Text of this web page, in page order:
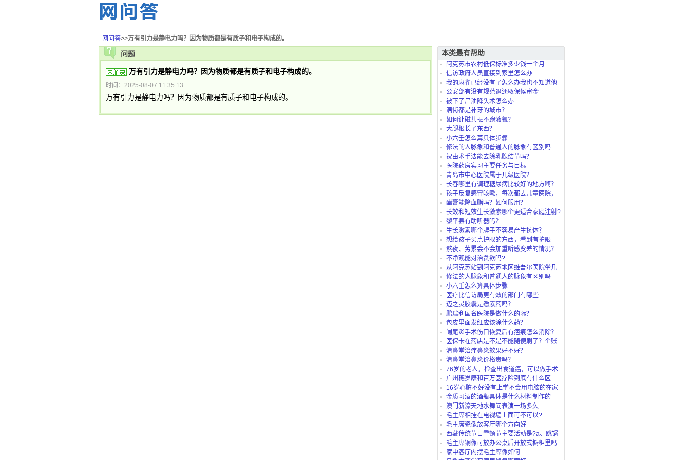
网问答>>万有引力是静电力吗？因为物质都是有质子和电子构成的。
问题
万有引力是静电力吗？因为物质都是有质子和电子构成的。
时间：2025-08-07 11:35:13
万有引力是静电力吗？因为物质都是有质子和电子构成的。
本类最有帮助
阿克苏市农村低保标准多少钱一个月
信访政府人员直接到家里怎么办
我的麻雀已经没有了怎么办我也不知道他
是怎么死的？
公安部有没有规范退还取保候审金
被下了尸油降头术怎么办
满街都是补牙的城市？
如何让磁共振不跑液氦？
大腿根长了东西？
小六壬怎么算具体步骤
修法的人脉象和普通人的脉象有区别吗
祝由术手法能去除乳腺结节吗？
医院药房实习主要任务与目标
青岛市中心医院属于几级医院？
长春哪里有调理糖尿病比较好的地方啊？
孩子反复感冒咳嗽，每次都去儿童医院，
太折腾了，北
醋膏能降血脂吗？如何服用？
长效和短效生长激素哪个更适合家庭注射?
黎平县有助听器吗？
生长激素哪个牌子不容易产生抗体？
想给孩子买点护眼的东西，看到有护眼
仪、护眼灯、还
熬夜、劳累会不会加重听感变差的情况？
不净观能对治贪欲吗?
从阿克苏站到阿克苏地区维吾尔医院坐几
路公交
修法的人脉象和普通人的脉象有区别吗
小六壬怎么算具体步骤
医疗比信访局更有效的部门有哪些
迈之灵胶囊是缴素药吗？
鹏瑞利国名医院是做什么的际？
包皮里面发红应该涂什么药？
阑尾炎手术伤口恢复后有疤痕怎么消除？
医保卡在药店是不是不能随便刷了？个账
“白名单”是
清鼻堂治疗鼻炎效果好不好？
清鼻堂治鼻炎价格贵吗？
76岁的老人，检查出食道癌，可以做手术
吗？广州穗岁康和百万医疗险到底有什么区
别？有了穗岁还
16岁心脏不好没有上学不会用电脑的在家
里可以上什么
金质习酒的酒瓶具体是什么材料制作的
澳门新濠天地水舞间表演一场多久
毛主席相挂在电视墙上面可不可以?
毛主席瓷像放客厅哪个方向好
西藏传统节日雪顿节主要活动是?a、跳锅
庄b、藏马c、
毛主席铜像可放办公桌后开放式橱柜里吗
家中客厅内摆毛主席像如何